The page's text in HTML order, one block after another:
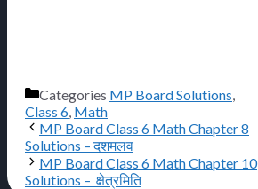
Categories MP Board Solutions
Class 6 Math
MP Board Class 6 Math Chapter 8
Solutions – दशमलव
MP Board Class 6 Math Chapter 10
Solutions – क्षेत्रमिति